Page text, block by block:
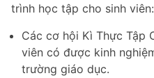
trình học tập cho sinh viên:
Các cơ hội Kì Thực Tập
viên có được kinh
trường giáo dục.